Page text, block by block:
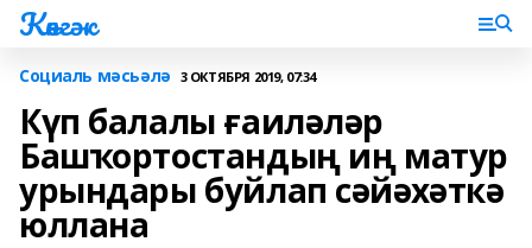
Көнгәк
Социаль мәсьәлә 3 ОКТЯБРЯ 2019, 07:34
Күп балалы ғаиләләр
Башҡортостандың иң матур
урындары буйлап сәйәхәткә
юллана